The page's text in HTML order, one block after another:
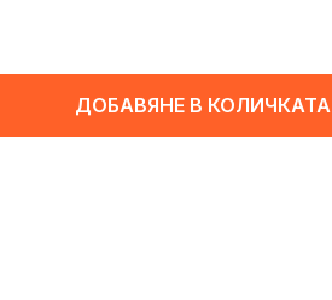
ДОБАВЯНЕ В КОЛИЧКАТА